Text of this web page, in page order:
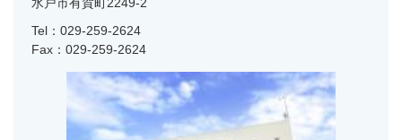
Tel：029-259-2624
Fax：029-259-2624